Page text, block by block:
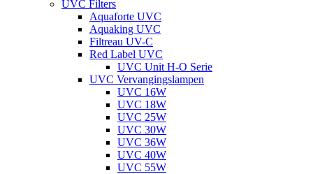
UVC Filters
Aquaforte UVC
Aquaking UVC
Filtreau UV-C
Red Label UVC
UVC Unit H-O Serie
UVC Vervangingslampen
UVC 16W
UVC 18W
UVC 25W
UVC 30W
UVC 36W
UVC 40W
UVC 55W